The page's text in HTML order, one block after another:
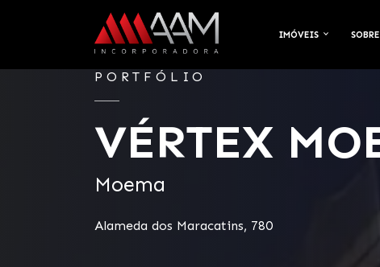
IMÓVEIS
PORTFÓLIO
VÉRTEX
Moema
Alameda dos Maracatins, 780